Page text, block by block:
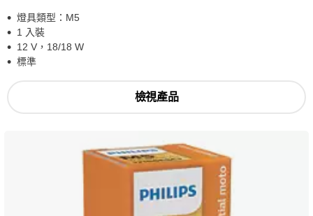
燈具類型：M5
1 入裝
12 V，18/18 W
標準
檢視產品